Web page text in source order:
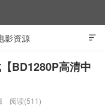

影资源
BD1280P高清中
阅读(511)